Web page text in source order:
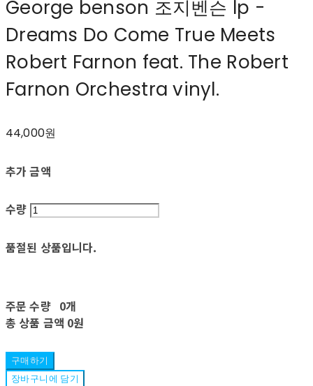
George benson 조지벤슨 lp -
Dreams Do Come True Meets
Robert Farnon feat. The Robert
Farnon Orchestra vinyl.
44,000원
추가 금액
수량
품절된 상품입니다.
주문 수량 0개
총 상품 금액 0원
구매하기
장바구니에 담기